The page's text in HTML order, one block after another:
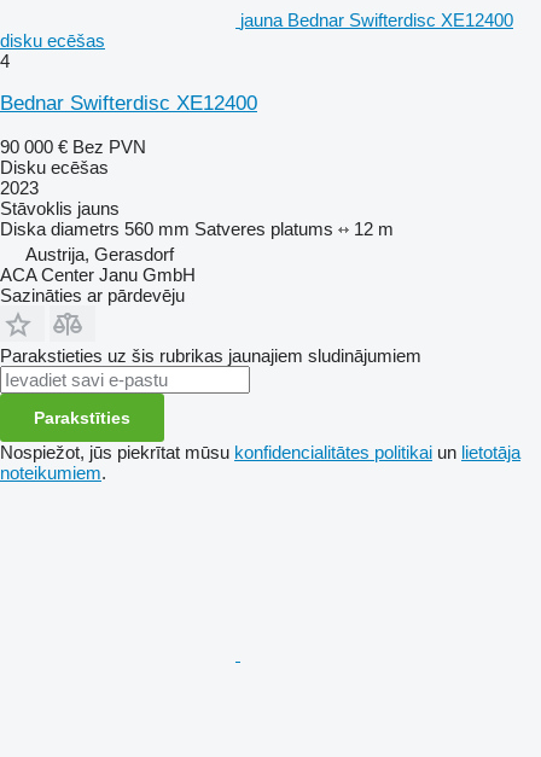
jauna Bednar Swifterdisc XE12400
disku ecēšas
4
Bednar Swifterdisc XE12400
90 000 € Bez PVN
Disku ecēšas
2023
Stāvoklis jauns
Diska diametrs 560 mm Satveres platums
12 m
Austrija, Gerasdorf
ACA Center Janu GmbH
Sazināties ar pārdevēju
Parakstieties uz šis rubrikas jaunajiem sludinājumiem
Parakstīties
Nospiežot, jūs piekrītat mūsu konfidencialitātes politikai un lietotāja
noteikumiem.